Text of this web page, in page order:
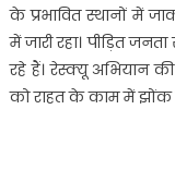
के प्रभावित स्थानों में
में जारी रहा। पीड़ित
रहे हैं। रेस्क्यू अभियान
को राहत के काम में झोंक